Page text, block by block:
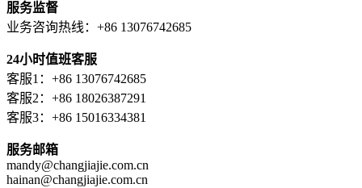
服务监督
业务咨询热线：+86 13076742685
24小时值班客服
客服1：+86 13076742685
客服2：+86 18026387291
客服3：+86 15016334381
服务邮箱
mandy@changjiajie.com.cn
hainan@changjiajie.com.cn